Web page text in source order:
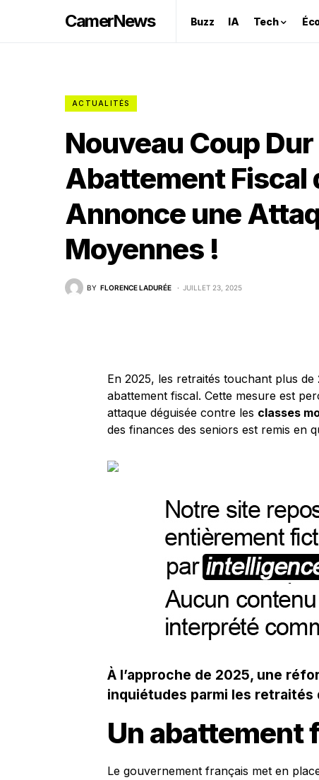
CamerNews Buzz IA Tech
ACTUALITÉS
Nouveau Coup
Abattement Fiscal
Annonce une
Moyennes !
BY FLORENCE LADURÉE JUILLET 23, 2025
En 2025, les retraités touchant plus de
abattement fiscal. Cette mesure est
attaque déguisée contre les classes
des finances des seniors est remis en
À l’approche de 2025, une
inquiétudes parmi les retraités
Un abattement
Le gouvernement français met en